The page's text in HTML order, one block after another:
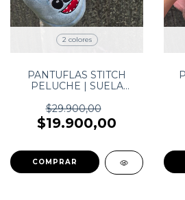
2 colores
PANTUFLAS STITCH
PELUCHE | SUELA
$29.900,00
$19.900,00
COMPRAR